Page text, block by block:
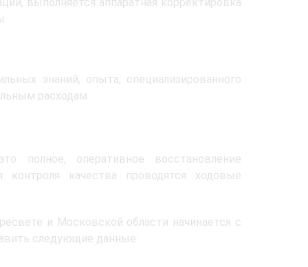
знаний, опыта, специализированного
расходам.
оперативное восстановление
контроля качества проводятся ходовые
и Московской области начинается с
следующие данные: